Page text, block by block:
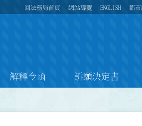
回法務局首頁 網站導覽 ENGLISH 都市
解釋令函 訴願決定書